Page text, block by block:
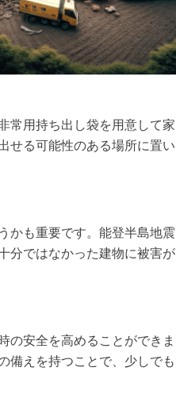
常用持ち出し袋を用意して家
せる可能性のある場所に置い
かも重要です。能登半島地震
分ではなかった建物に被害が
の安全を高めることができま
備えを持つことで、少しでも